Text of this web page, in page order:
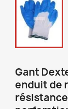
Gant
enduit de
résistance